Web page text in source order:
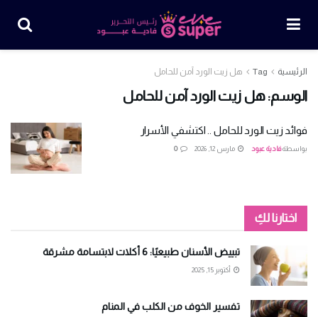
الرئيسية Tag هل زيت الورد آمن للحامل
الوسم:هل زيت الورد آمن للحامل
فوائد زيت الورد للحامل .. اكتشفي الأسرار
بواسطةفادية عبود مارس 12, 2026 0
اختارنا لكِ
تبييض الأسنان طبيعيًا: 6 أكلات لابتسامة مشرقة
أكتوبر 15, 2025
تفسير الخوف من الكلب في المنام